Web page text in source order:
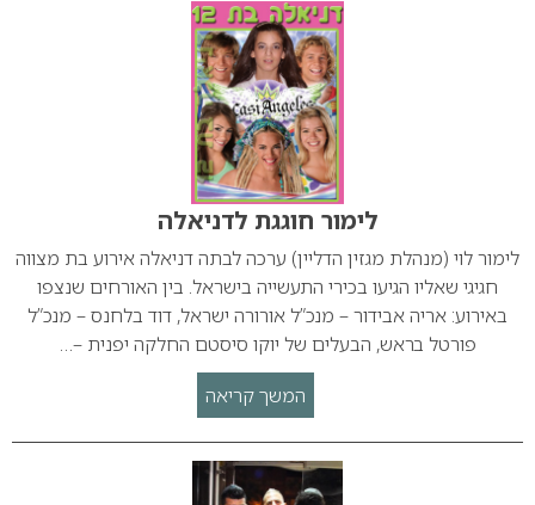
לימור חוגגת לדניאלה
לימור לוי (מנהלת מגזין הדליין) ערכה לבתה דניאלה אירוע בת מצווה
חגיגי שאליו הגיעו בכירי התעשייה בישראל. בין האורחים שנצפו
באירוע: אריה אבידור – מנכ”ל אורורה ישראל, דוד בלחנס – מנכ”ל
פורטל בראש, הבעלים של יוקו סיסטם החלקה יפנית –…
המשך קריאה